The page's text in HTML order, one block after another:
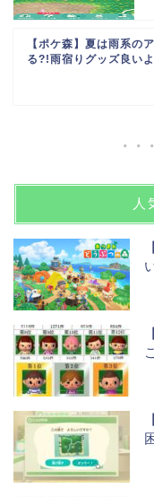
【ポケ森】夏は雨系の
る?!雨宿りグッズ良い
人